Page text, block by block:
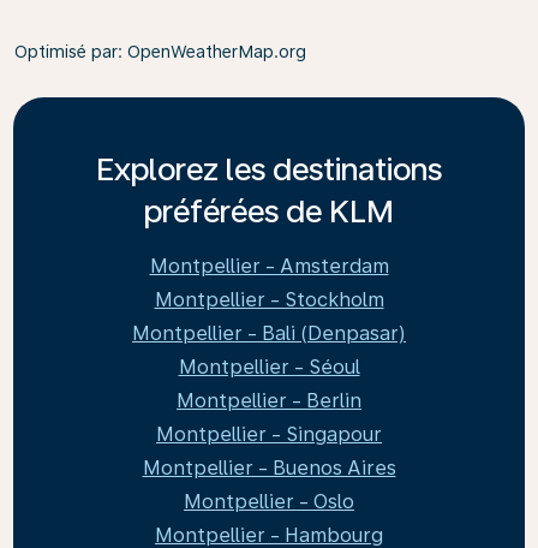
Optimisé par: OpenWeatherMap.org
Explorez les destinations
préférées de KLM
Montpellier - Amsterdam
Montpellier - Stockholm
Montpellier - Bali (Denpasar)
Montpellier - Séoul
Montpellier - Berlin
Montpellier - Singapour
Montpellier - Buenos Aires
Montpellier - Oslo
Montpellier - Hambourg